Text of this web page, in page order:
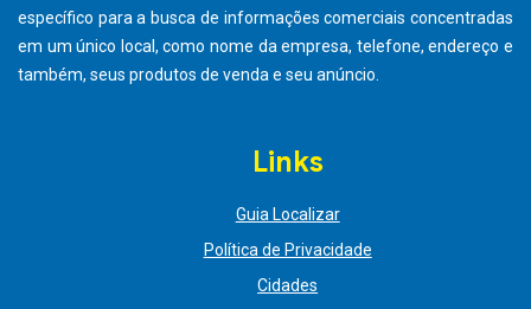
específico para a busca de informações comerciais concentradas
em um único local, como nome da empresa, telefone, endereço e
também, seus produtos de venda e seu anúncio.
Links
Guia Localizar
Política de Privacidade
Cidades